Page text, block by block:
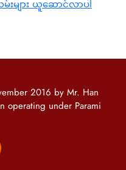
များ ယူဆောင်လာပါ
2016 by Mr. Han
operating under Parami